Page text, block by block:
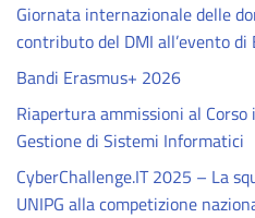
Giornata internazionale delle
contributo del DMI all’evento di
Bandi Erasmus+ 2026
Riapertura ammissioni al
Gestione di Sistemi Informatici
CyberChallenge.IT 2025 – La
UNIPG alla competizione